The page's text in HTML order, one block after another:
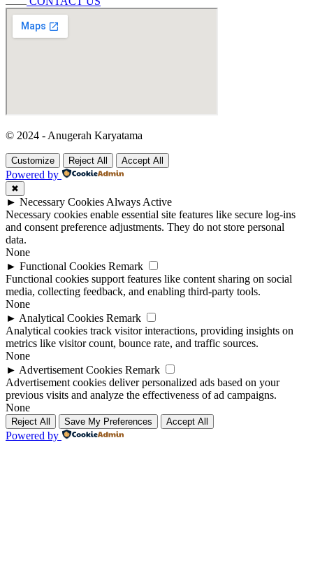
© 2024 - Anugerah Karyatama
Customize Reject All Accept All
Powered by
✖
► Necessary CookiesAlways Active
Necessary cookies enable essential site features like secure log-ins
and consent preference adjustments. They do not store personal
data.
None
► Functional Cookies Remark
Functional cookies support features like content sharing on social
media, collecting feedback, and enabling third-party tools.
None
► Analytical Cookies Remark
Analytical cookies track visitor interactions, providing insights on
metrics like visitor count, bounce rate, and traffic sources.
None
► Advertisement Cookies Remark
Advertisement cookies deliver personalized ads based on your
previous visits and analyze the effectiveness of ad campaigns.
None
Reject All Save My Preferences Accept All
Powered by